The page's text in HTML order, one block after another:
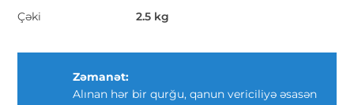
Çəki 2.5 kg
Zəmanət:
Alınan hər bir qurğu, qanun vericiliyə əsasən